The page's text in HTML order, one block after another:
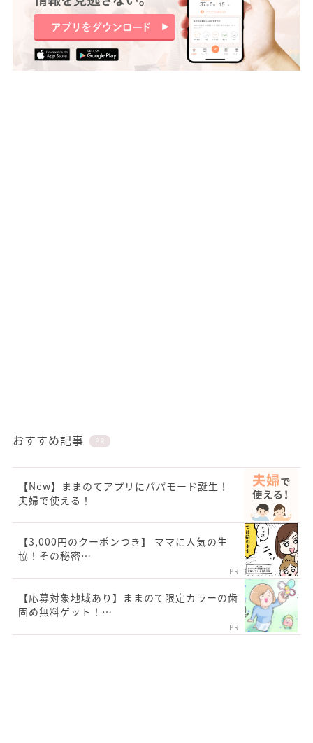
おすすめ記事 PR
【New】ままのてアプリにパパモード誕生！
夫婦で使える！
【3,000円のクーポンつき】 ママに人気の生
協！その秘密…
PR
【応募対象地域あり】ままのて限定カラーの歯
固め無料ゲット！…
PR